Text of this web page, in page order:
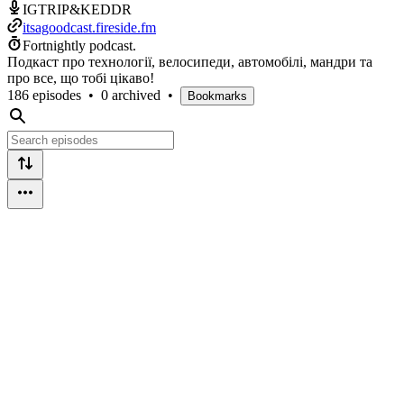
IGTRIP&KEDDR
itsagoodcast.fireside.fm
Fortnightly podcast.
Подкаст про технології, велосипеди, автомобілі, мандри та
про все, що тобі цікаво!
186 episodes • 0 archived • Bookmarks